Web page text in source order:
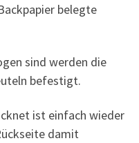
belegte
sind werden die
befestigt.
ist einfach wieder
damit